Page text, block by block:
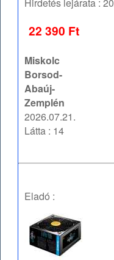
Hirdetés lejárata :
22 390 Ft
Miskolc
Borsod-
Abaúj-
Zemplén
2026.07.21.
Látta : 14
Eladó :